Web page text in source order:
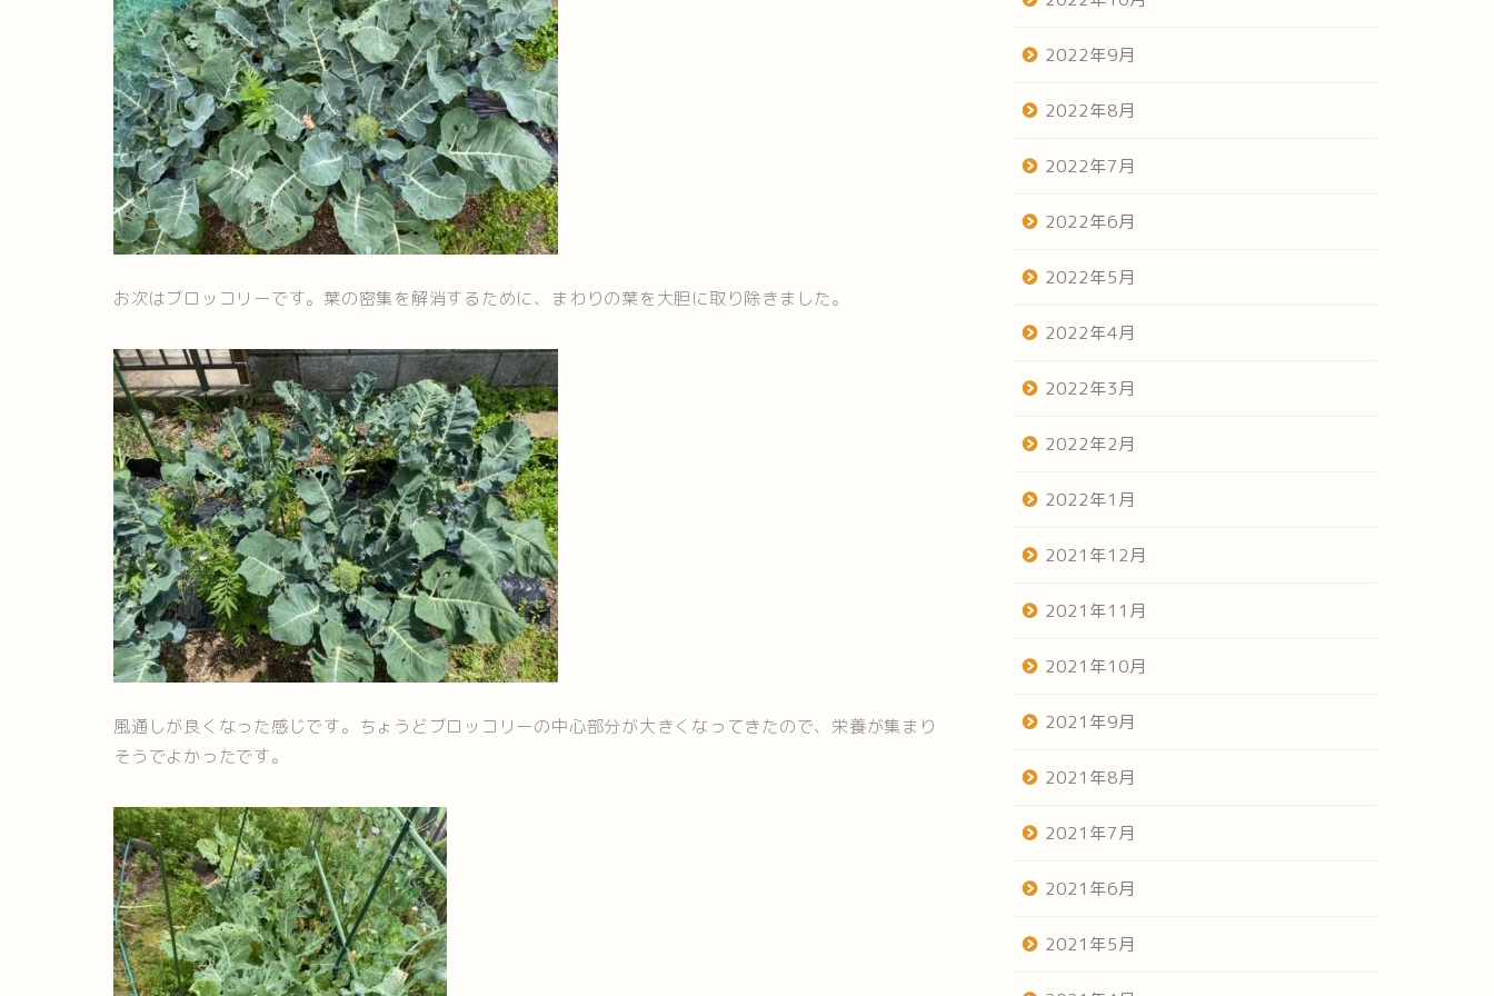
お次はブロッコリーです。葉の密集を解消するために、まわりの葉を大胆に取り除きました。
風通しが良くなった感じです。ちょうどブロッコリーの中心部分が大きくなってきたので、栄養が集まり
そうでよかったです。
2022年9月
2022年8月
2022年7月
2022年6月
2022年5月
2022年4月
2022年3月
2022年2月
2022年1月
2021年12月
2021年11月
2021年10月
2021年9月
2021年8月
2021年7月
2021年6月
2021年5月